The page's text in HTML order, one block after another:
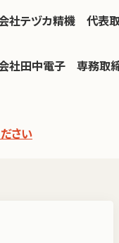
カ精機 代表
専務取
さい